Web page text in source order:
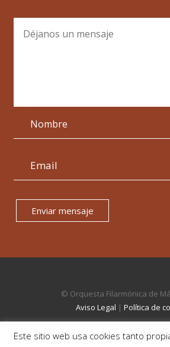
Enviar mensaje
© Orquesta Filarmónica de
Aviso Legal | Política de
Este sitio web usa cookies tanto